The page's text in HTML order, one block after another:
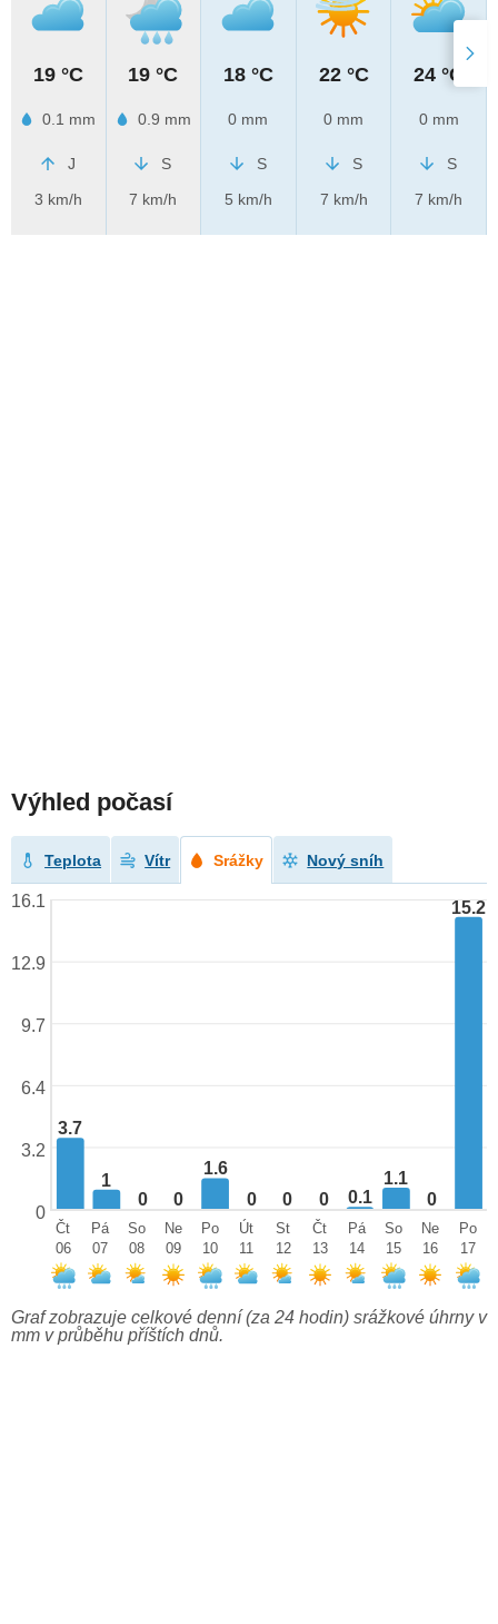
19 °C
0.1 mm
J
3 km/h
19 °C
0.9 mm
S
7 km/h
18 °C
0 mm
S
5 km/h
22 °C
0 mm
S
7 km/h
24 °C
0 mm
S
7 km/h
Výhled počasí
Teplota Vítr Srážky Nový sníh
3.7
1
0 0
1.6
0 0 0 0.1
1.1
0
15.2
16.1
12.9
9.7
6.4
3.2
0
Čt
06
Pá
07
So
08
Ne
09
Po
10
Út
11
St
12
Čt
13
Pá
14
So
15
Ne
16
Po
17
Graf zobrazuje celkové denní (za 24 hodin) srážkové úhrny v
mm v průběhu příštích dnů.